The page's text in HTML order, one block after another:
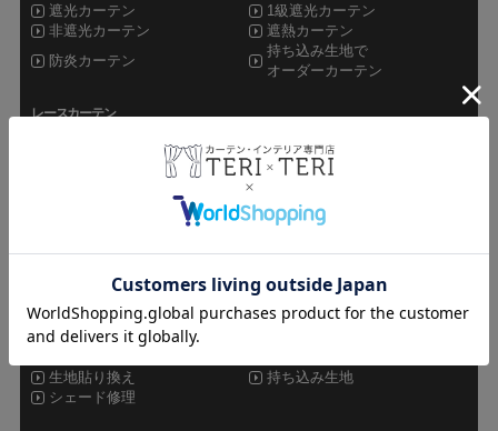
遮光カーテン
1級遮光カーテン
非遮光カーテン
遮熱カーテン
防炎カーテン
持ち込み生地で
オーダーカーテン
レースカーテン
遮像レース
遮熱レース
セット
オーダーカーテン
既製品カーテン
カフェカーテン
シェード
生地貼り換え
持ち込み生地
シェード修理